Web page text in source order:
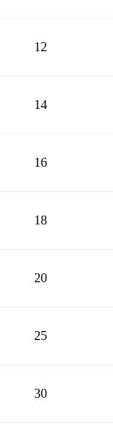
12
14
16
18
20
25
30